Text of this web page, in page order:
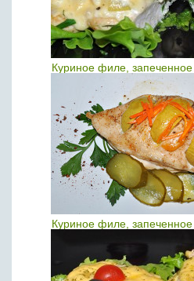
Куриное филе,
Куриное филе,